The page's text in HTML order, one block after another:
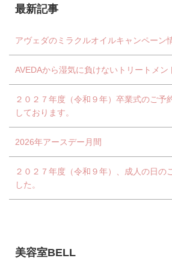
最新記事
アヴェダのミラクルオイルキャンペーン
AVEDAから湿気に負けないトリートメン
２０２７年度（令和９年）卒業式のご予
しております。
2026年アースデー月間
２０２７年度（令和９年）、成人の日の
した。
美容室BELL